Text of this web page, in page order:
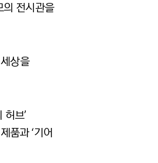
전시관을
상을
브’
품과 ‘기어